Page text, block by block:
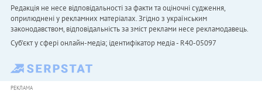
Редакція не несе відповідальності за факти та оціночні судження,
оприлюднені у рекламних матеріалах. Згідно з українським
законодавством, відповідальність за зміст реклами несе рекламодавець.
Cуб'єкт у сфері онлайн-медіа; ідентифікатор медіа - R40-05097
РЕКЛАМА